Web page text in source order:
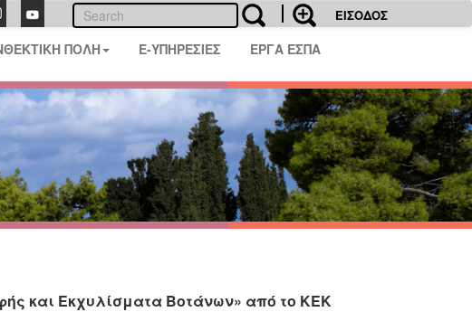
ΕΙΣΟΔΟΣ
ΠΟΛΗ E-ΥΠΗΡΕΣΙΕΣ ΕΡΓΑ ΕΣΠΑ
και Εκχυλίσματα Βοτάνων» από το ΚΕΚ